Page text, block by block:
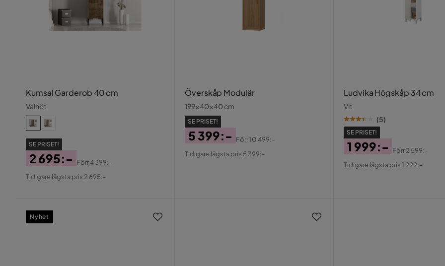
Kumsal Garderob 40 cm
Valnöt
SE PRISET!
Pris
2 695:-
Original
Förr4 399:-
Tidigare lägsta pris 2 695:-
Överskåp Modulär
199x40x40 cm
SE PRISET!
Pris
5 399:-
Original
Förr10 499:-
Tidigare lägsta pris 5 399:-
Ludvika Högskåp 34 cm
Vit
(5)
SE PRISET!
Pris
1 999:-
Original
Förr2 599:-
Tidigare lägsta pris 1 999:-
Nyhet